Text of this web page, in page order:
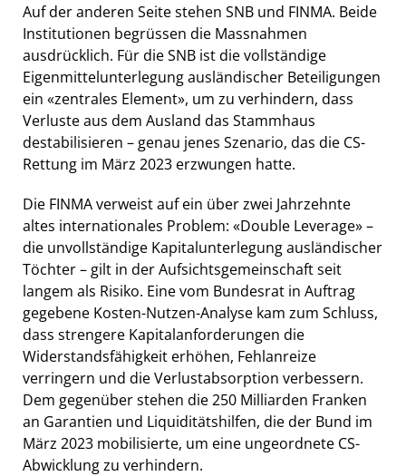
Auf der anderen Seite stehen SNB und FINMA. Beide
Institutionen begrüssen die Massnahmen
ausdrücklich. Für die SNB ist die vollständige
Eigenmittelunterlegung ausländischer Beteiligungen
ein «zentrales Element», um zu verhindern, dass
Verluste aus dem Ausland das Stammhaus
destabilisieren – genau jenes Szenario, das die CS-
Rettung im März 2023 erzwungen hatte.
Die FINMA verweist auf ein über zwei Jahrzehnte
altes internationales Problem: «Double Leverage» –
die unvollständige Kapitalunterlegung ausländischer
Töchter – gilt in der Aufsichtsgemeinschaft seit
langem als Risiko. Eine vom Bundesrat in Auftrag
gegebene Kosten-Nutzen-Analyse kam zum Schluss,
dass strengere Kapitalanforderungen die
Widerstandsfähigkeit erhöhen, Fehlanreize
verringern und die Verlustabsorption verbessern.
Dem gegenüber stehen die 250 Milliarden Franken
an Garantien und Liquiditätshilfen, die der Bund im
März 2023 mobilisierte, um eine ungeordnete CS-
Abwicklung zu verhindern.